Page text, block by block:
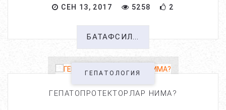
СЕН 13, 2017 5258 2
БАТАФСИЛ...
ГЕПАТОЛОГИЯ
ГЕПАТОПРОТЕКТОРЛАР НИМА?